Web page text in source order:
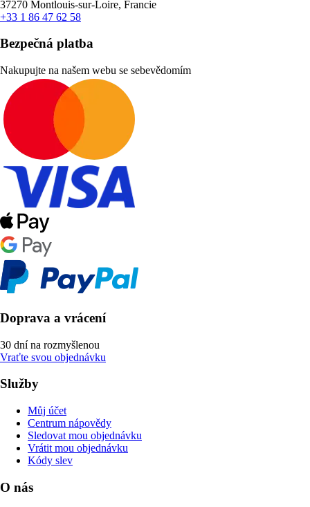
37270 Montlouis-sur-Loire, Francie
+33 1 86 47 62 58
Bezpečná platba
Nakupujte na našem webu se sebevědomím
Doprava a vrácení
30 dní na rozmyšlenou
Vraťte svou objednávku
Služby
Můj účet
Centrum nápovědy
Sledovat mou objednávku
Vrátit mou objednávku
Kódy slev
O nás